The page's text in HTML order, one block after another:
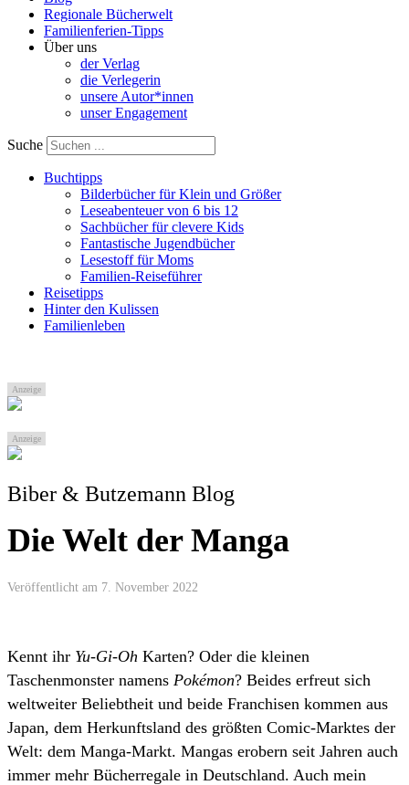
Regionale Bücherwelt
Familienferien-Tipps
Über uns
der Verlag
die Verlegerin
unsere Autor*innen
unser Engagement
Suche
Buchtipps
Bilderbücher für Klein und Größer
Leseabenteuer von 6 bis 12
Sachbücher für clevere Kids
Fantastische Jugendbücher
Lesestoff für Moms
Familien-Reiseführer
Reisetipps
Hinter den Kulissen
Familienleben
Anzeige
Anzeige
Biber & Butzemann Blog
Die Welt der Manga
Veröffentlicht am 7. November 2022
Kennt ihr Yu-Gi-Oh Karten? Oder die kleinen
Taschenmonster namens Pokémon? Beides erfreut sich
weltweiter Beliebtheit und beide Franchisen kommen aus
Japan, dem Herkunftsland des größten Comic-Marktes der
Welt: dem Manga-Markt. Mangas erobern seit Jahren auch
immer mehr Bücherregale in Deutschland. Auch mein